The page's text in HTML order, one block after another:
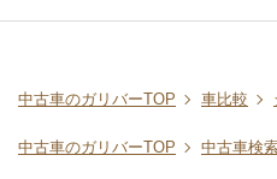
中古車のガリバーTOP 車比較
中古車のガリバーTOP 中古車検